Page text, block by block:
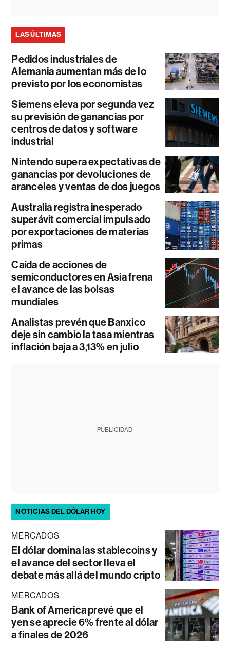
LAS ÚLTIMAS
Pedidos industriales de
Alemania aumentan más de lo
previsto por los economistas
Siemens eleva por segunda vez
su previsión de ganancias por
centros de datos y software
industrial
Nintendo supera expectativas de
ganancias por devoluciones de
aranceles y ventas de dos juegos
Australia registra inesperado
superávit comercial impulsado
por exportaciones de materias
primas
Caída de acciones de
semiconductores en Asia frena
el avance de las bolsas
mundiales
Analistas prevén que Banxico
deje sin cambio la tasa mientras
inflación baja a 3,13% en julio
PUBLICIDAD
NOTICIAS DEL DÓLAR HOY
MERCADOS
El dólar domina las stablecoins y
el avance del sector lleva el
debate más allá del mundo cripto
MERCADOS
Bank of America prevé que el
yen se aprecie 6% frente al dólar
a finales de 2026